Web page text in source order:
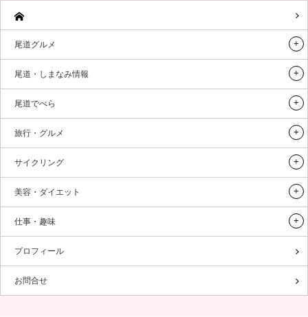
尾道グルメ
尾道・しまなみ情報
尾道でべら
旅行・グルメ
サイクリング
美容・ダイエット
仕事・趣味
プロフィール
お問合せ